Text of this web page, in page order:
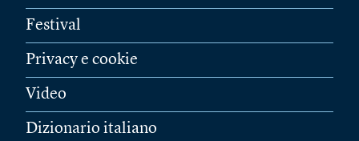
Festival
Privacy e cookie
Video
Dizionario italiano